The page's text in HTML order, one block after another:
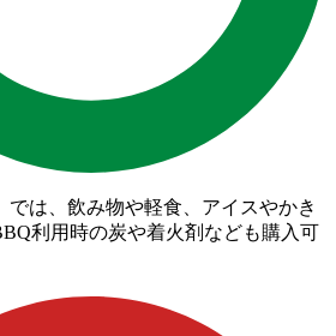
では、飲み物や軽食、アイスやかき
利用時の炭や着火剤なども購入可